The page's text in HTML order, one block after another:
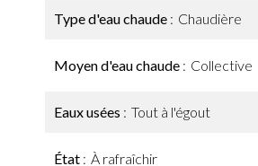
Type d'eau chaude Chaudière
Moyen d'eau chaude Collective
Eaux usées Tout à l'égout
État À rafraîchir